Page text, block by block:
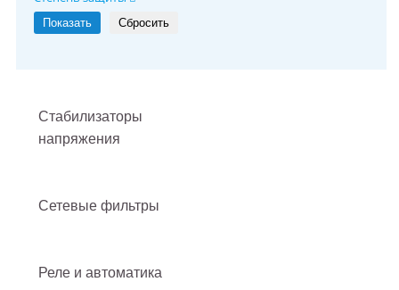
Стабилизаторы
напряжения
Сетевые фильтры
Реле и автоматика